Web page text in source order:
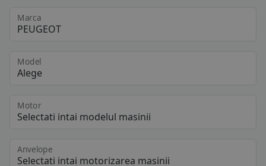
Marca
Model
Motor
Anvelope